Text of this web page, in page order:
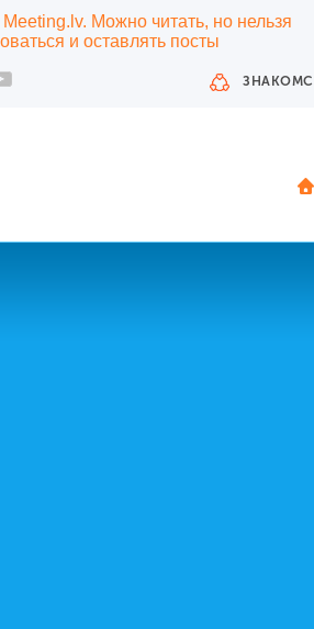
Можно читать, но нельзя
и оставлять посты